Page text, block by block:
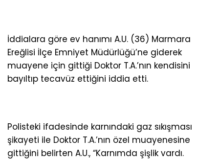
İddialara göre ev hanımı A.U. (36) Marmara
Ereğlisi İlçe Emniyet Müdürlüğü’ne giderek
muayene için gittiği Doktor T.A.’nın kendisini
bayıltıp tecavüz ettiğini iddia etti.
Polisteki ifadesinde karnındaki gaz sıkışması
şikayeti ile Doktor T.A.’nın özel muayenesine
gittiğini belirten A.U., “Karnımda şişlik vardı.